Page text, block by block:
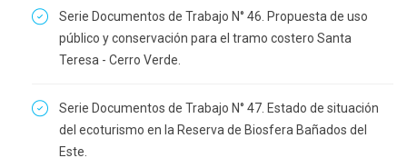
Serie Documentos de Trabajo N° 46. Propuesta de uso
público y conservación para el tramo costero Santa
Teresa - Cerro Verde.
Serie Documentos de Trabajo N° 47. Estado de situación
del ecoturismo en la Reserva de Biosfera Bañados del
Este.